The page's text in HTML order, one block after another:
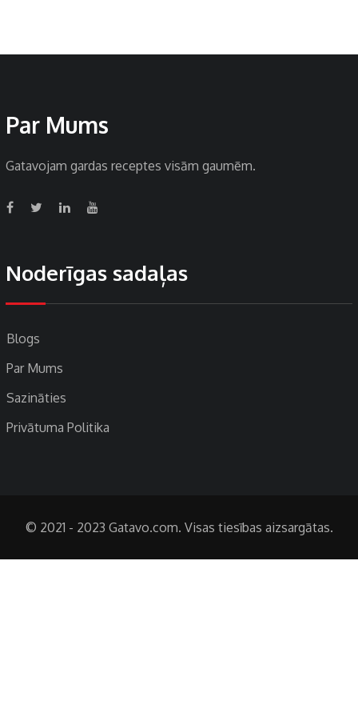
Par Mums
Gatavojam gardas receptes visām gaumēm.
Noderīgas sadaļas
Blogs
Par Mums
Sazināties
Privātuma Politika
© 2021 - 2023 Gatavo.com. Visas tiesības aizsargātas.